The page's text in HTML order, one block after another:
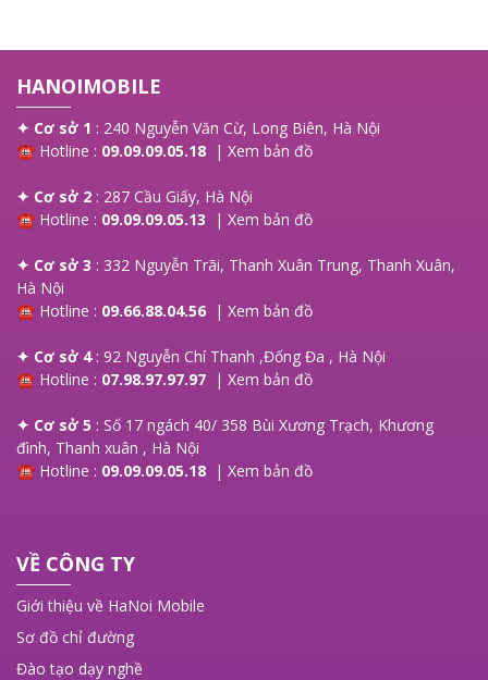
HANOIMOBILE
✦ Cơ sở 1 : 240 Nguyễn Văn Cừ, Long Biên, Hà Nội
☎ Hotline : 09.09.09.05.18 | Xem bản đồ
✦ Cơ sở 2 : 287 Cầu Giấy, Hà Nội
☎ Hotline : 09.09.09.05.13 | Xem bản đồ
✦ Cơ sở 3 : 332 Nguyễn Trãi, Thanh Xuân Trung, Thanh Xuân,
Hà Nội
☎ Hotline : 09.66.88.04.56 | Xem bản đồ
✦ Cơ sở 4: 92 Nguyễn Chí Thanh ,Đống Đa , Hà Nội
☎ Hotline : 07.98.97.97.97 | Xem bản đồ
✦ Cơ sở 5 : Số 17 ngách 40/ 358 Bùi Xương Trạch, Khương
đình, Thanh xuân , Hà Nội
☎ Hotline : 09.09.09.05.18 | Xem bản đồ
VỀ CÔNG TY
Giới thiệu về HaNoi Mobile
Sơ đồ chỉ đường
Đào tạo dạy nghề